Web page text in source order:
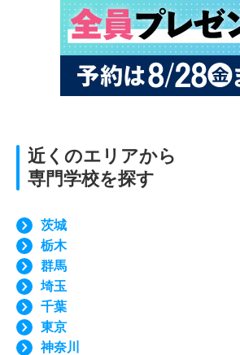
近くのエリアから
専門学校を探す
茨城
栃木
群馬
埼玉
千葉
東京
神奈川